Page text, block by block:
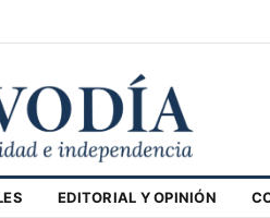
EDITORIAL Y OPINIÓN